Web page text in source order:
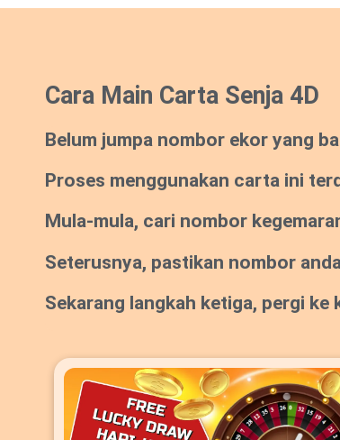
Cara Main Carta Senja 4D
Belum jumpa nombor ekor yang
Proses menggunakan carta ini
Mula-mula, cari nombor
Seterusnya, pastikan nombor
Sekarang langkah ketiga, pergi